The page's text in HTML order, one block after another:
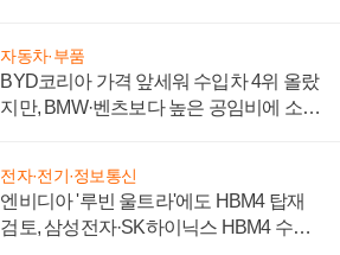
자동차·부품
BYD코리아 가격 앞세워 수입차 4위 올랐
지만, BMW·벤츠보다 높은 공임비에 소비
전자·전기·정보통신
엔비디아 '루빈 울트라'에도 HBM4 탑재
검토, 삼성전자·SK하이닉스 HBM4 수율